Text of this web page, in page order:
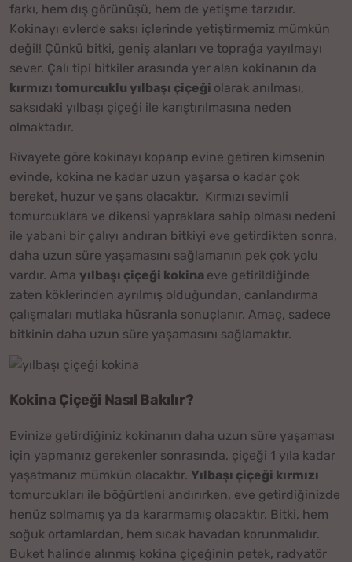
farkı, hem dış görünüşü, hem de yetişme tarzıdır.
Kokinayı evlerde saksı içlerinde yetiştirmemiz mümkün
değil! Çünkü bitki, geniş alanları ve toprağa yayılmayı
sever. Çalı tipi bitkiler arasında yer alan kokinanın da
kırmızı tomurcuklu yılbaşı çiçeği olarak anılması,
saksıdaki yılbaşı çiçeği ile karıştırılmasına neden
olmaktadır.
Rivayete göre kokinayı koparıp evine getiren kimsenin
evinde, kokina ne kadar uzun yaşarsa o kadar çok
bereket, huzur ve şans olacaktır. Kırmızı sevimli
tomurcuklara ve dikensi yapraklara sahip olması nedeni
ile yabani bir çalıyı andıran bitkiyi eve getirdikten sonra,
daha uzun süre yaşamasını sağlamanın pek çok yolu
vardır. Ama yılbaşı çiçeği kokina eve getirildiğinde
zaten köklerinden ayrılmış olduğundan, canlandırma
çalışmaları mutlaka hüsranla sonuçlanır. Amaç, sadece
bitkinin daha uzun süre yaşamasını sağlamaktır.
Kokina Çiçeği Nasıl Bakılır?
Evinize getirdiğiniz kokinanın daha uzun süre yaşaması
için yapmanız gerekenler sonrasında, çiçeği 1 yıla kadar
yaşatmanız mümkün olacaktır. Yılbaşı çiçeği kırmızı
tomurcukları ile böğürtleni andırırken, eve getirdiğinizde
henüz solmamış ya da kararmamış olacaktır. Bitki, hem
soğuk ortamlardan, hem sıcak havadan korunmalıdır.
Buket halinde alınmış kokina çiçeğinin petek, radyatör